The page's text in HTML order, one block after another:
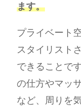
ます。
プライベート
スタイリスト
できることで
の仕方やマッ
など、周りを